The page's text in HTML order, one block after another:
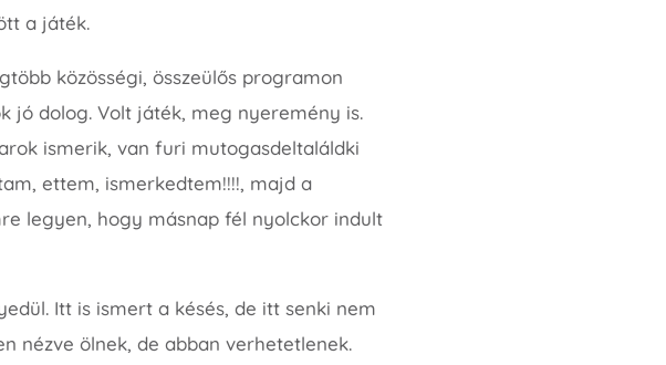
a játék.
közösségi, összeülős programon
jó dolog. Volt játék, meg nyeremény is.
ismerik, van furi mutogasdeltaláldki
ettem, ismerkedtem!!!!, majd a
legyen, hogy másnap fél nyolckor indult
Itt is ismert a késés, de itt senki nem
nézve ölnek, de abban verhetetlenek.